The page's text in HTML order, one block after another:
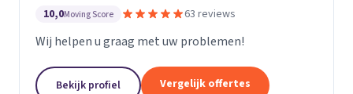
10,0Moving Score 63 reviews
Wij helpen u graag met uw problemen!
Bekijk profiel Vergelijk offertes